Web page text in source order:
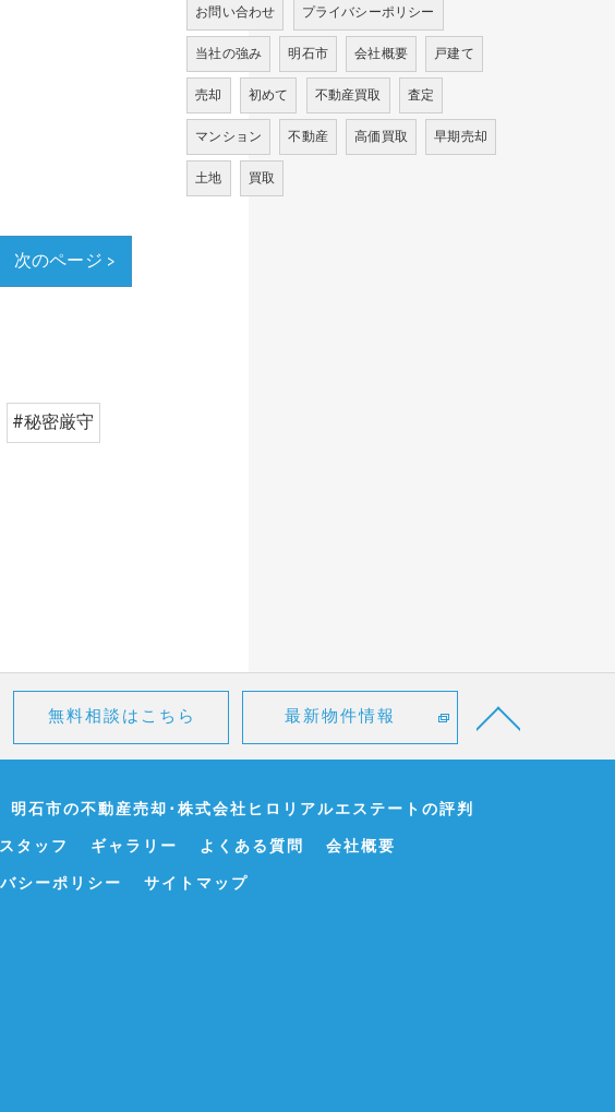
次のページ >
#秘密厳守
お問い合わせ
プライバシーポリシー
当社の強み
明石市 会社概要
戸建て
売却
初めて 不動産買取
査定
マンション
不動産 高価買取
早期売却
土地
買取
無料相談はこちら 最新物件情報
明石市の不動産売却･株式会社ヒロリアルエステートの評判
スタッフ ギャラリー よくある質問
会社概要
シーポリシー サイトマップ